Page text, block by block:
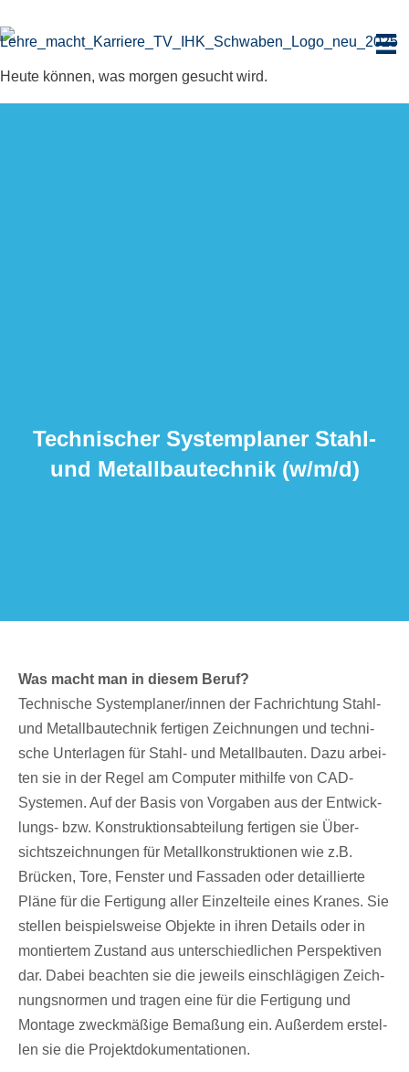
Inhalt
Heute können, was morgen gesucht wird.
Tech­ni­scher System­pla­ner Stahl-
und Metall­bau­tech­nik (w/​m/​d)
Was macht man in diesem Beruf?
Tech­ni­sche Systemplaner/​innen der Fach­rich­tung Stahl-
und Metall­bau­tech­nik ferti­gen Zeich­nun­gen und tech­ni­
sche Unter­la­gen für Stahl- und Metall­bau­ten. Dazu arbei­
ten sie in der Regel am Compu­ter mithilfe von CAD-
Syste­men. Auf der Basis von Vorga­ben aus der Entwick­
lungs- bzw. Konstruk­ti­ons­ab­tei­lung ferti­gen sie Über­
sichts­zeich­nun­gen für Metall­kon­struk­tio­nen wie z.B.
Brücken, Tore, Fens­ter und Fassa­den oder detail­lierte
Pläne für die Ferti­gung aller Einzel­teile eines Kranes. Sie
stel­len beispiels­weise Objekte in ihren Details oder in
montier­tem Zustand aus unter­schied­li­chen Perspek­ti­ven
dar. Dabei beach­ten sie die jeweils einschlä­gi­gen Zeich­
nungs­nor­men und tragen eine für die Ferti­gung und
Montage zweck­mä­ßige Bema­ßung ein. Außer­dem erstel­
len sie die Projektdokumentationen.